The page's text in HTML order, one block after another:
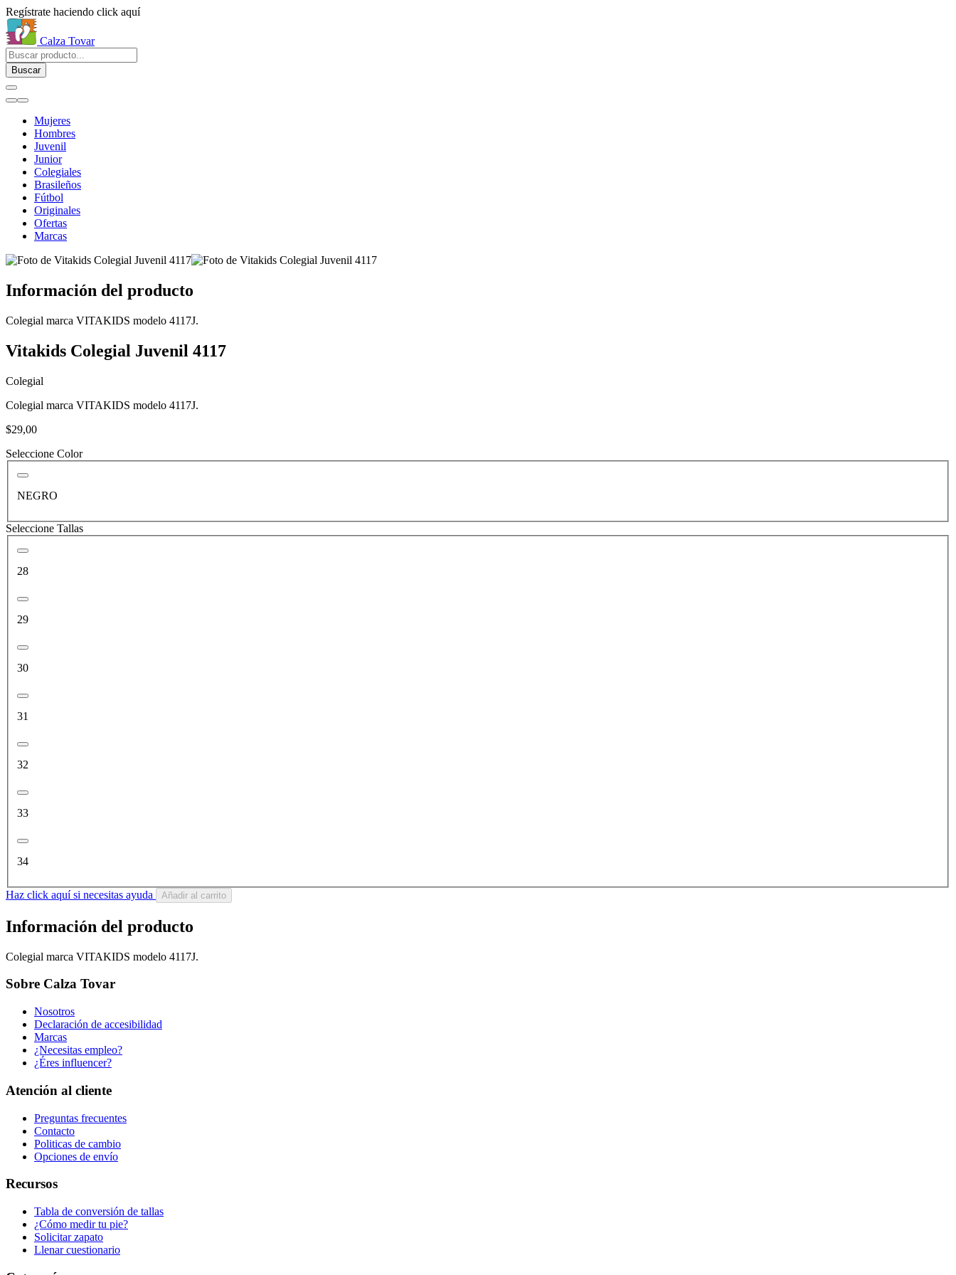
Regístrate haciendo click aquí
Calza Tovar
Buscar
Mujeres
Hombres
Juvenil
Junior
Colegiales
Brasileños
Fútbol
Originales
Ofertas
Marcas
Información del producto
Colegial marca VITAKIDS modelo 4117J.
Vitakids Colegial Juvenil 4117
Colegial
Colegial marca VITAKIDS modelo 4117J.
$29,00
Seleccione Color
NEGRO
Seleccione Tallas
28
29
30
31
32
33
34
Haz click aquí si necesitas ayuda Añadir al carrito
Información del producto
Colegial marca VITAKIDS modelo 4117J.
Sobre Calza Tovar
Nosotros
Declaración de accesibilidad
Marcas
¿Necesitas empleo?
¿Éres influencer?
Atención al cliente
Preguntas frecuentes
Contacto
Politicas de cambio
Opciones de envío
Recursos
Tabla de conversión de tallas
¿Cómo medir tu pie?
Solicitar zapato
Llenar cuestionario